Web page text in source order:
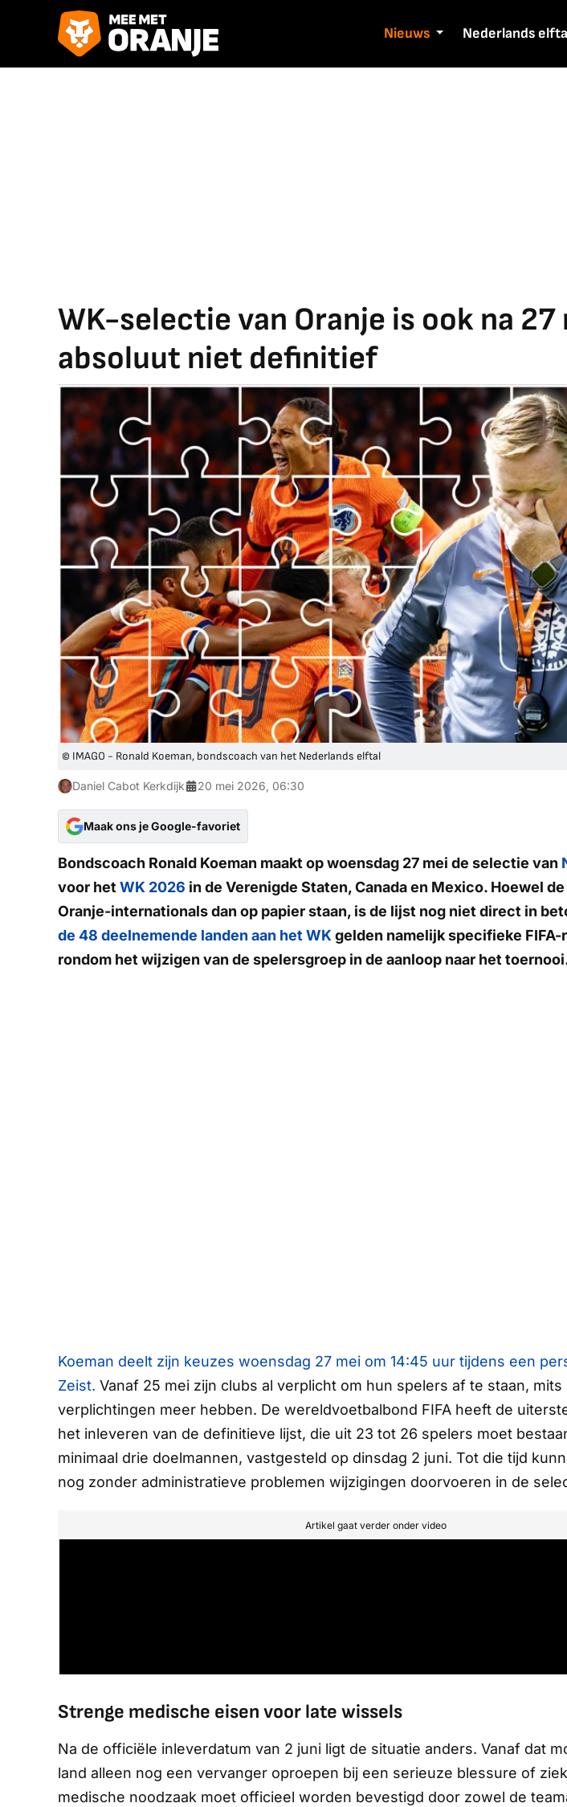
Nieuws Nederlands
WK-selectie van Oranje is ook na 27
absoluut niet definitief
© IMAGO - Ronald Koeman, bondscoach van het Nederlands elftal
Daniel Cabot Kerkdijk 20 mei 2026, 06:30
Maak ons je Google-favoriet
Bondscoach Ronald Koeman maakt op woensdag 27 mei de selectie van
voor het WK 2026 in de Verenigde Staten, Canada en Mexico. Hoewel
Oranje-internationals dan op papier staan, is de lijst nog niet direct in
de 48 deelnemende landen aan het WK gelden namelijk specifieke
rondom het wijzigen van de spelersgroep in de aanloop naar het
Koeman deelt zijn keuzes woensdag 27 mei om 14:45 uur tijdens een
Zeist. Vanaf 25 mei zijn clubs al verplicht om hun spelers af te staan,
verplichtingen meer hebben. De wereldvoetbalbond FIFA heeft de
het inleveren van de definitieve lijst, die uit 23 tot 26 spelers moet
minimaal drie doelmannen, vastgesteld op dinsdag 2 juni. Tot die tijd
nog zonder administratieve problemen wijzigingen doorvoeren in de
Artikel gaat verder onder video
Strenge medische eisen voor late wissels
Na de officiële inleverdatum van 2 juni ligt de situatie anders. Vanaf dat
land alleen nog een vervanger oproepen bij een serieuze blessure of
medische noodzaak moet officieel worden bevestigd door zowel de